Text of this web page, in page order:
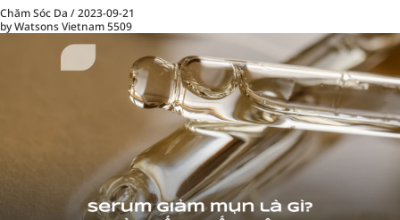
Chăm Sóc Da /2023-09-21
by Watsons Vietnam5509